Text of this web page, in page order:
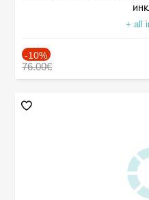
+ all
-10%
76.00€